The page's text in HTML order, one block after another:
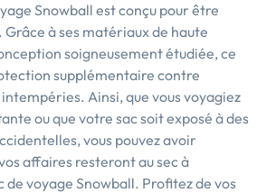
Snowball est conçu pour être
Grâce à ses matériaux de haute
soigneusement étudiée, ce
supplémentaire contre
Ainsi, que vous voyagiez
ou que votre sac soit exposé à des
vous pouvez avoir
affaires resteront au sec à
de voyage Snowball. Profitez de vos